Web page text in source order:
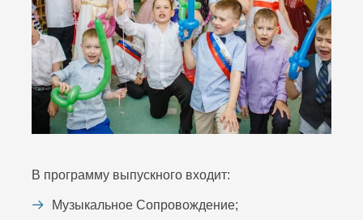
В программу выпускного входит:
Музыкальное Сопровождение;